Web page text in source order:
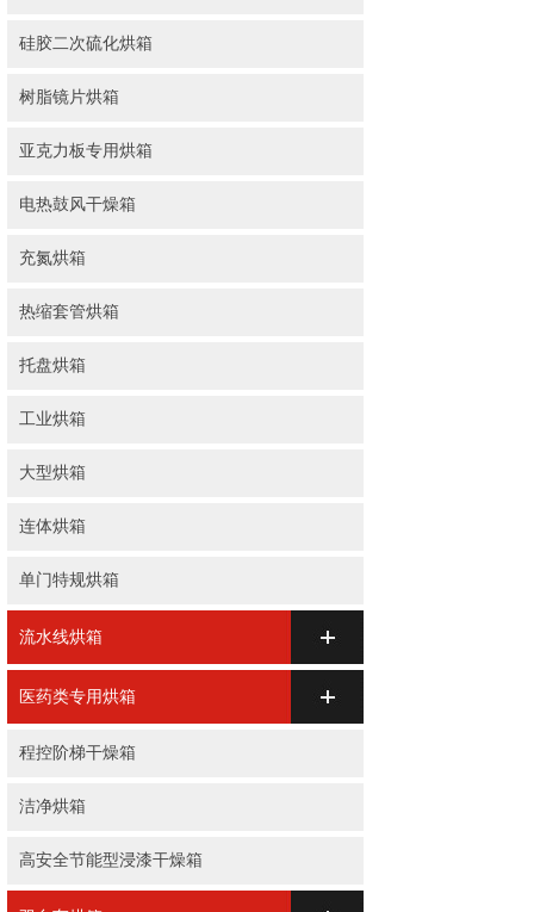
硅胶二次硫化烘箱
树脂镜片烘箱
亚克力板专用烘箱
电热鼓风干燥箱
充氮烘箱
热缩套管烘箱
托盘烘箱
工业烘箱
大型烘箱
连体烘箱
单门特规烘箱
流水线烘箱
医药类专用烘箱
程控阶梯干燥箱
洁净烘箱
高安全节能型浸漆干燥箱